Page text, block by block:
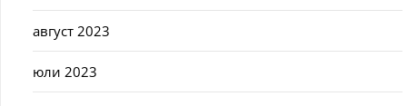
август 2023
юли 2023